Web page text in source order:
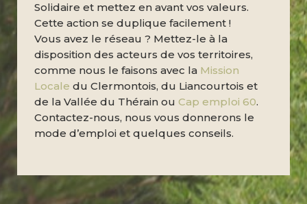
Solidaire et mettez en avant vos valeurs.
Cette action se duplique facilement !
Vous avez le réseau ? Mettez-le à la
disposition des acteurs de vos territoires,
comme nous le faisons avec la Mission
Locale du Clermontois, du Liancourtois et
de la Vallée du Thérain ou Cap emploi 60.
Contactez-nous, nous vous donnerons le
mode d’emploi et quelques conseils.